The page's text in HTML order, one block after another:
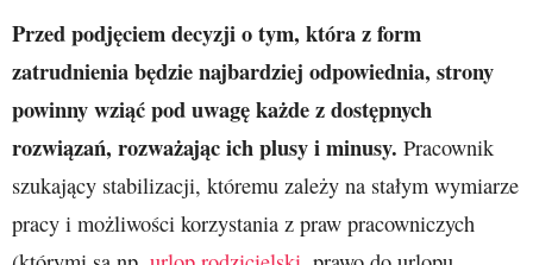
Przed podjęciem decyzji o tym, która z form
zatrudnienia będzie najbardziej odpowiednia, strony
powinny wziąć pod uwagę każde z dostępnych
rozwiązań, rozważając ich plusy i minusy. Pracownik
szukający stabilizacji, któremu zależy na stałym wymiarze
pracy i możliwości korzystania z praw pracowniczych